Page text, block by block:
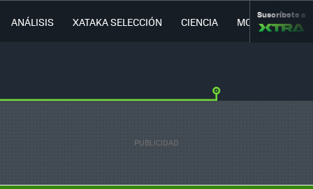
ANÁLISIS XATAKA SELECCIÓN CIENCIA MOVILIDAD
Suscríbete a